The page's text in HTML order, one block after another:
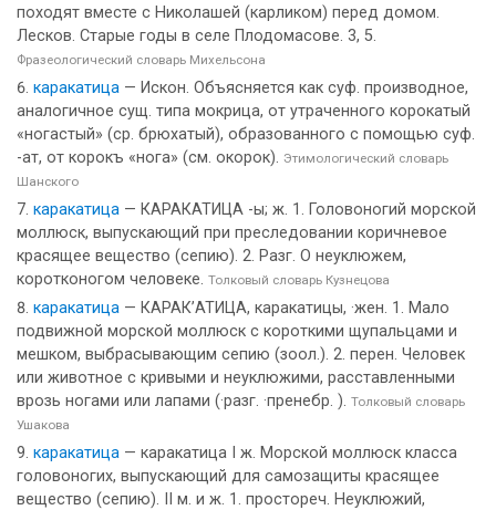
походят вместе с Николашей (карликом) перед домом.
Лесков. Старые годы в селе Плодомасове. 3, 5.
Фразеологический словарь Михельсона
каракатица — Искон. Объясняется как суф. производное,
аналогичное сущ. типа мокрица, от утраченного корокатый
«ногастый» (ср. брюхатый), образованного с помощью суф.
-ат, от корокъ «нога» (см. окорок). Этимологический словарь
Шанского
каракатица — КАРАКАТИЦА -ы; ж. 1. Головоногий морской
моллюск, выпускающий при преследовании коричневое
красящее вещество (сепию). 2. Разг. О неуклюжем,
коротконогом человеке. Толковый словарь Кузнецова
каракатица — КАРАК’АТИЦА, каракатицы, ·жен. 1. Мало
подвижной морской моллюск с короткими щупальцами и
мешком, выбрасывающим сепию (зоол.). 2. перен. Человек
или животное с кривыми и неуклюжими, расставленными
врозь ногами или лапами (·разг. ·пренебр. ). Толковый словарь
Ушакова
каракатица — каракатица I ж. Морской моллюск класса
головоногих, выпускающий для самозащиты красящее
вещество (сепию). II м. и ж. 1. простореч. Неуклюжий,